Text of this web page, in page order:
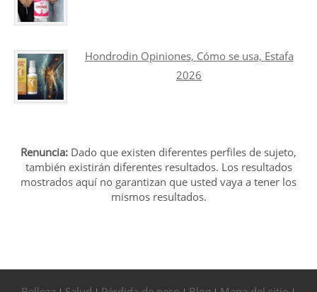
Hondrodin Opiniones, Cómo se usa, Estafa
2026
Renuncia: Dado que existen diferentes perfiles de sujeto,
también existirán diferentes resultados. Los resultados
mostrados aquí no garantizan que usted vaya a tener los
mismos resultados.